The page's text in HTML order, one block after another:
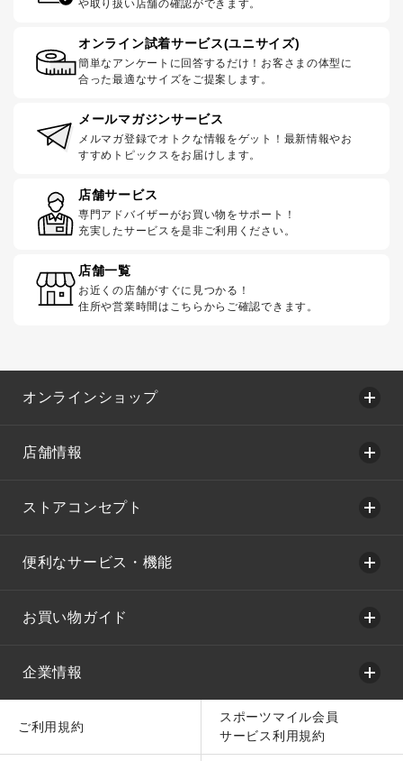
や取り扱い店舗の確認ができます。
オンライン試着サービス(ユニサイズ)
簡単なアンケートに回答するだけ！お客さまの体型に
合った最適なサイズをご提案します。
メールマガジンサービス
メルマガ登録でオトクな情報をゲット！最新情報やお
すすめトピックスをお届けします。
店舗サービス
専門アドバイザーがお買い物をサポート！
充実したサービスを是非ご利用ください。
店舗一覧
お近くの店舗がすぐに見つかる！
住所や営業時間はこちらからご確認できます。
オンラインショップ
店舗情報
ストアコンセプト
便利なサービス・機能
お買い物ガイド
企業情報
ご利用規約
スポーツマイル会員
サービス利用規約